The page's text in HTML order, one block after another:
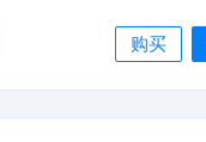
购买